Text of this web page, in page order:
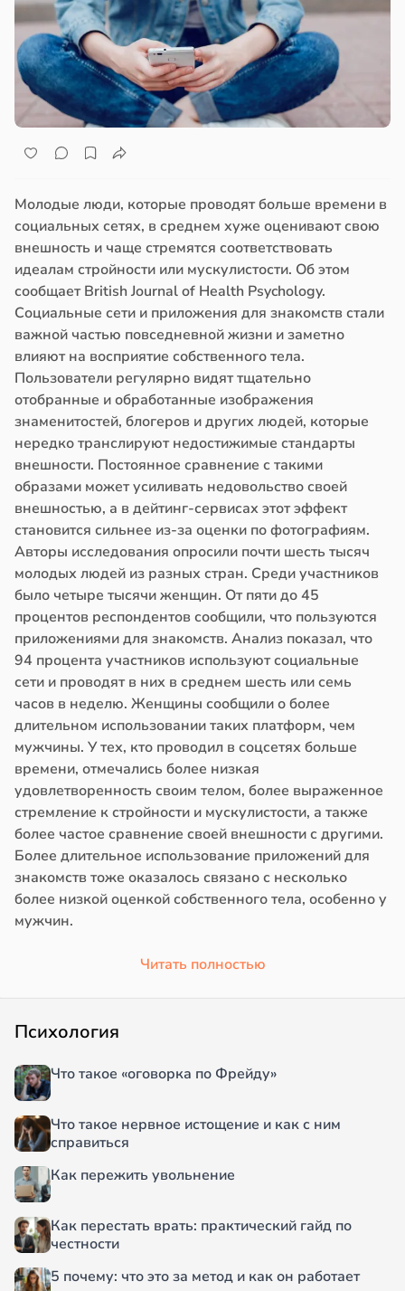
Молодые люди, которые проводят больше времени в
социальных сетях, в среднем хуже оценивают свою
внешность и чаще стремятся соответствовать
идеалам стройности или мускулистости. Об этом
сообщает British Journal of Health Psychology.
Социальные сети и приложения для знакомств стали
важной частью повседневной жизни и заметно
влияют на восприятие собственного тела.
Пользователи регулярно видят тщательно
отобранные и обработанные изображения
знаменитостей, блогеров и других людей, которые
нередко транслируют недостижимые стандарты
внешности. Постоянное сравнение с такими
образами может усиливать недовольство своей
внешностью, а в дейтинг-сервисах этот эффект
становится сильнее из-за оценки по фотографиям.
Авторы исследования опросили почти шесть тысяч
молодых людей из разных стран. Среди участников
было четыре тысячи женщин. От пяти до 45
процентов респондентов сообщили, что пользуются
приложениями для знакомств. Анализ показал, что
94 процента участников используют социальные
сети и проводят в них в среднем шесть или семь
часов в неделю. Женщины сообщили о более
длительном использовании таких платформ, чем
мужчины. У тех, кто проводил в соцсетях больше
времени, отмечались более низкая
удовлетворенность своим телом, более выраженное
стремление к стройности и мускулистости, а также
более частое сравнение своей внешности с другими.
Более длительное использование приложений для
знакомств тоже оказалось связано с несколько
более низкой оценкой собственного тела, особенно у
мужчин.
Читать полностью
Психология
Что такое «оговорка по Фрейду»
Что такое нервное истощение и как с ним
справиться
Как пережить увольнение
Как перестать врать: практический гайд по
честности
5 почему: что это за метод и как он работает